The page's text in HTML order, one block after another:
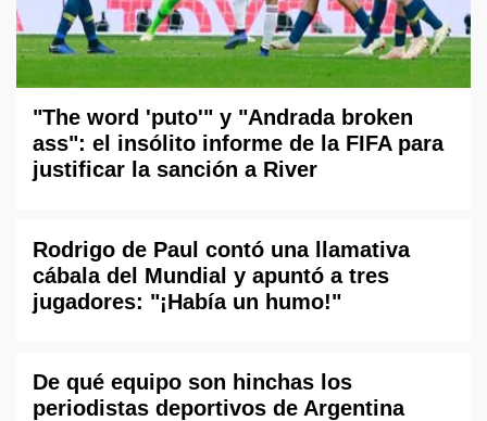
"The word 'puto'" y "Andrada broken
ass": el insólito informe de la FIFA para
justificar la sanción a River
Rodrigo de Paul contó una llamativa
cábala del Mundial y apuntó a tres
jugadores: "¡Había un humo!"
De qué equipo son hinchas los
periodistas deportivos de Argentina